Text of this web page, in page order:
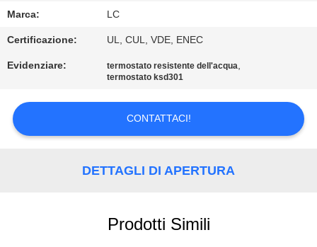
CONTROLLO
DI
CONTATTICI
Marca: LC
Certificazione: UL, CUL, VDE, ENEC
Evidenziare: termostato resistente dell'acqua,
termostato ksd301
CONTATTACI!
DETTAGLI DI APERTURA
Prodotti Simili